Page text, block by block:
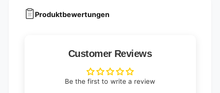
Produktbewertungen
Customer Reviews
Be the first to write a review